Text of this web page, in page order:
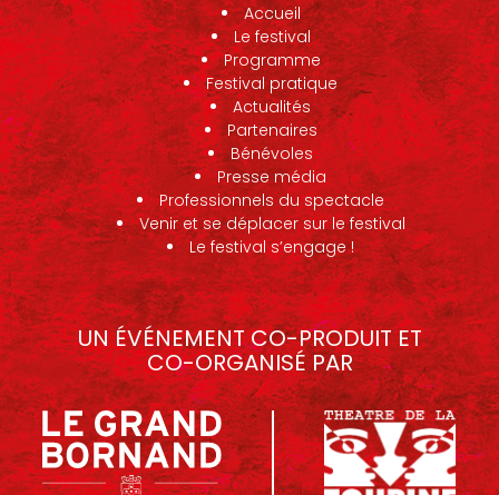
Accueil
Le festival
Programme
Festival pratique
Actualités
Partenaires
Bénévoles
Presse média
Professionnels du spectacle
Venir et se déplacer sur le festival
Le festival s’engage !
UN ÉVÉNEMENT CO-PRODUIT ET
CO-ORGANISÉ PAR